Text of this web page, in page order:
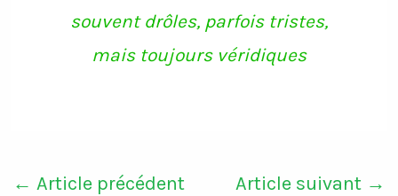
souvent drôles, parfois tristes,
mais toujours véridiques
← Article précédent Article suivant →